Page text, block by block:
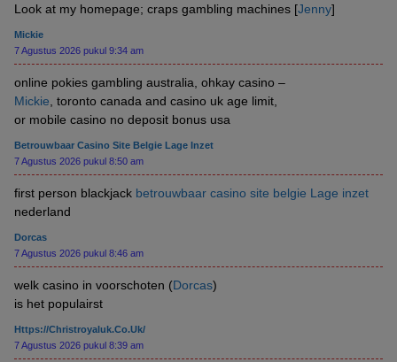
Look at my homepage; craps gambling machines [Jenny]
Mickie
7 Agustus 2026 pukul 9:34 am
online pokies gambling australia, ohkay casino –
Mickie , toronto canada and casino uk age limit,
or mobile casino no deposit bonus usa
Betrouwbaar Casino Site Belgie Lage Inzet
7 Agustus 2026 pukul 8:50 am
first person blackjack betrouwbaar casino site belgie Lage inzet
nederland
Dorcas
7 Agustus 2026 pukul 8:46 am
welk casino in voorschoten (Dorcas)
is het populairst
Https://Christroyaluk.co.uk/
7 Agustus 2026 pukul 8:39 am